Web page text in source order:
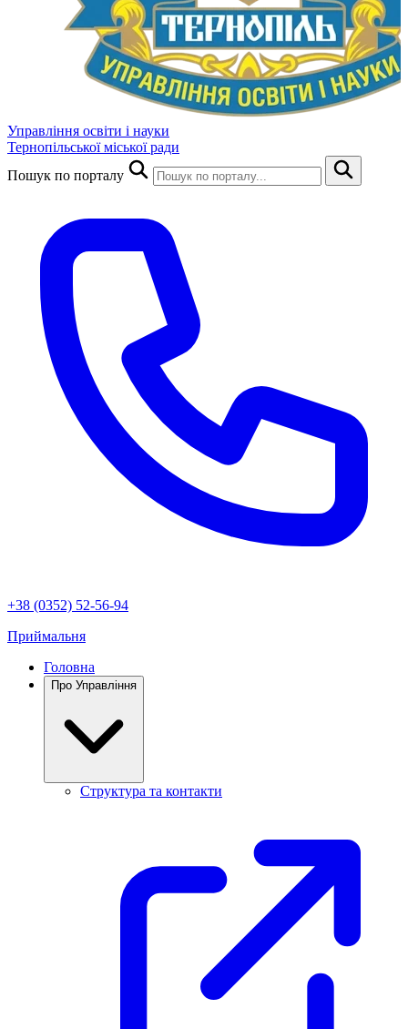
Управління освіти і науки
Тернопільської міської ради
Пошук по порталу
+38 (0352) 52-56-94
Приймальня
Головна
Про Управління
Структура та контакти